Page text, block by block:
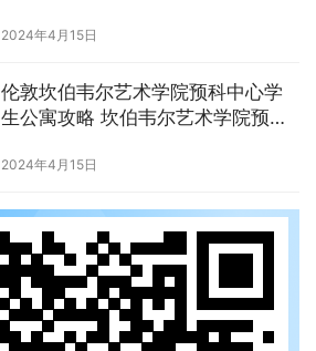
2024年4月15日
伦敦坎伯韦尔艺术学院预科中心学
生公寓攻略 坎伯韦尔艺术学院预科
2024年4月15日